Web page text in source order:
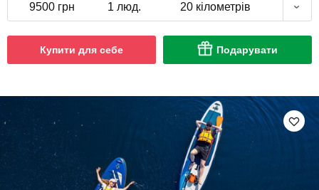
9500 грн 1 люд. 20 кілометрів
Купити для себе Подарувати